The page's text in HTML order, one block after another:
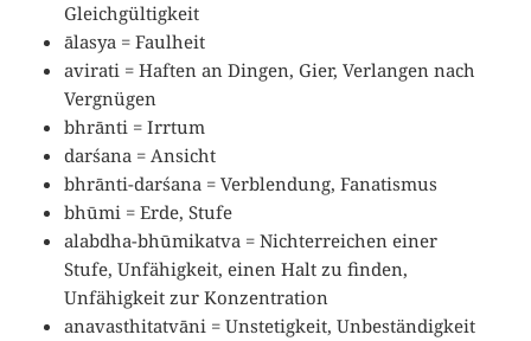
Gleichgültigkeit
ālasya = Faulheit
avirati = Haften an Dingen, Gier, Verlangen nach
Vergnügen
bhrānti = Irrtum
darśana = Ansicht
bhrānti-darśana = Verblendung, Fanatismus
bhūmi = Erde, Stufe
alabdha-bhūmikatva = Nichterreichen einer
Stufe, Unfähigkeit, einen Halt zu finden,
Unfähigkeit zur Konzentration
anavasthitatvāni = Unstetigkeit, Unbeständigkeit